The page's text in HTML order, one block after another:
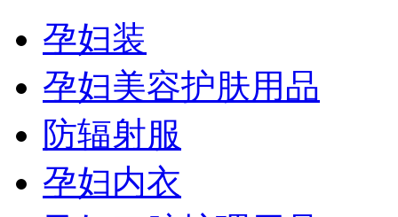
孕妇装
孕妇美容护肤用品
防辐射服
孕妇内衣